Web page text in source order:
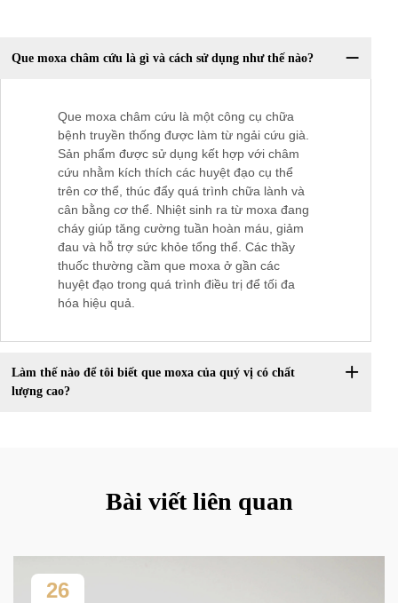
Que moxa châm cứu là gì và cách sử dụng như thế nào?
Que moxa châm cứu là một công cụ chữa
bệnh truyền thống được làm từ ngải cứu già.
Sản phẩm được sử dụng kết hợp với châm
cứu nhằm kích thích các huyệt đạo cụ thể
trên cơ thể, thúc đẩy quá trình chữa lành và
cân bằng cơ thể. Nhiệt sinh ra từ moxa đang
cháy giúp tăng cường tuần hoàn máu, giảm
đau và hỗ trợ sức khỏe tổng thể. Các thầy
thuốc thường cầm que moxa ở gần các
huyệt đạo trong quá trình điều trị để tối đa
hóa hiệu quả.
Làm thế nào để tôi biết que moxa của quý vị có chất
lượng cao?
Bài viết liên quan
26